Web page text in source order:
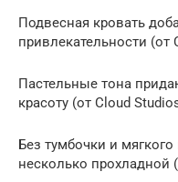
Подвесная кровать
привлекательности (от
Пастельные тона
красоту (от Cloud
Без тумбочки и
несколько прохладной